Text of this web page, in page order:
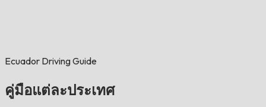
Ecuador Driving Guide
คู่มือแต่ละประเทศ